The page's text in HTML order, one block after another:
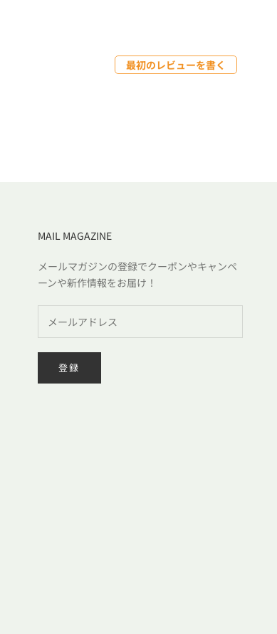
最初のレビューを書く
MAIL MAGAZINE
メールマガジンの登録でクーポンやキャンペ
ーンや新作情報をお届け！
登録